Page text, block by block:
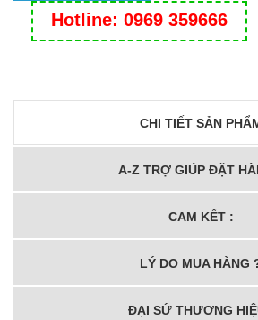
Hotline: 0969 359666
CHI TIẾT SẢN
A-Z TRỢ GIÚP ĐẶT
CAM KẾT :
LÝ DO MUA HÀNG
ĐẠI SỨ THƯƠNG